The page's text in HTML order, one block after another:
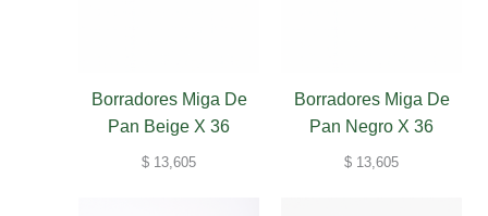
Borradores Miga De
Pan Beige X 36
$ 13,605
Borradores Miga De
Pan Negro X 36
$ 13,605